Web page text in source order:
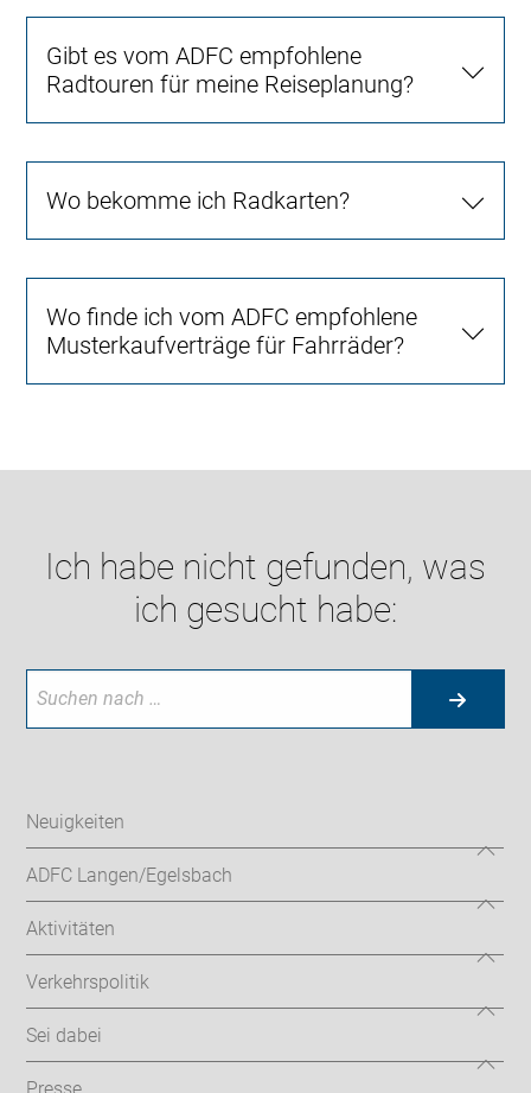
Gibt es vom ADFC empfohlene
Radtouren für meine Reiseplanung?
Wo bekomme ich Radkarten?
Wo finde ich vom ADFC empfohlene
Musterkaufverträge für Fahrräder?
Ich habe nicht gefunden, was
ich gesucht habe:
Neuigkeiten
ADFC Langen/Egelsbach
Aktivitäten
Verkehrspolitik
Sei dabei
Presse